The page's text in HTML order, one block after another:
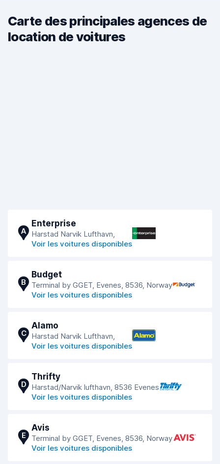
Carte des principales agences de
location de voitures
A
Enterprise
Harstad Narvik Lufthavn,
Voir les voitures disponibles
B
Budget
Terminal by GGET, Evenes, 8536, Norway
Voir les voitures disponibles
C
Alamo
Harstad Narvik Lufthavn,
Voir les voitures disponibles
D
Thrifty
Harstad/Narvik lufthavn, 8536 Evenes
Voir les voitures disponibles
E
Avis
Terminal by GGET, Evenes, 8536, Norway
Voir les voitures disponibles